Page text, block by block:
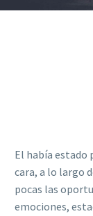
El había estado
cara, a lo largo
pocas las
emociones,